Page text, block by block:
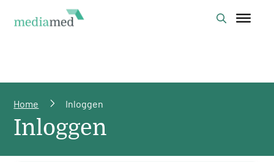
Home Inloggen
Inloggen